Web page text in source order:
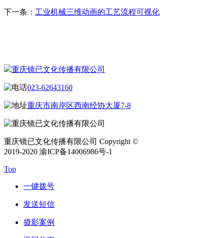
下一条： 工业机械三维动画的工艺流程可视化
重庆镜已文化传播有限公司
023-62643160
重庆市南岸区西南经协大厦7-8
重庆镜已文化传播有限公司 Copyright ©
2019-2020 渝ICP备14006986号-1
Top
一键拨号
发送短信
摄影案例